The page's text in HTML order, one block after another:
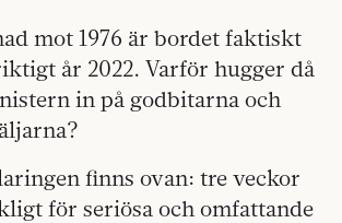
mot 1976 är bordet faktiskt
år 2022. Varför hugger då
in på godbitarna och
finns ovan: tre veckor
för seriösa och omfattande